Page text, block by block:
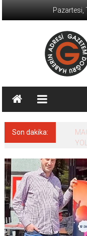
Pazartesi,
Son dakika: